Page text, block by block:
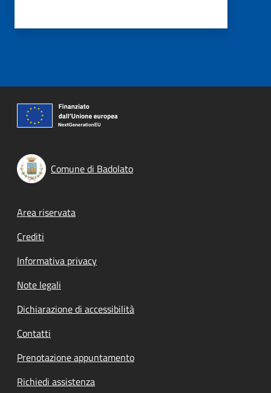
Comune di Badolato
Footer menu
Area riservata
Crediti
Informativa privacy
Note legali
Dichiarazione di accessibilità
Contatti
Prenotazione appuntamento
Richiedi assistenza